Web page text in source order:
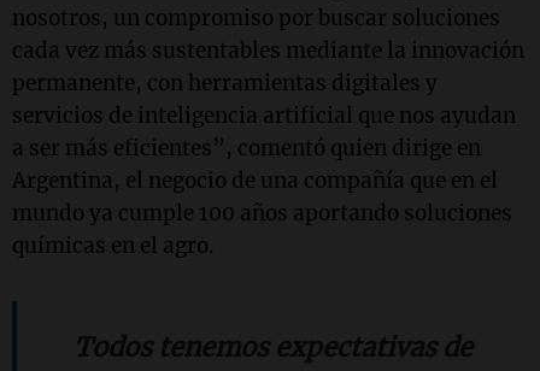
nosotros, un compromiso por buscar soluciones
cada vez más sustentables mediante la innovación
permanente, con herramientas digitales y
servicios de inteligencia artificial que nos ayudan
a ser más eficientes”, comentó quien dirige en
Argentina, el negocio de una compañía que en el
mundo ya cumple 100 años aportando soluciones
químicas en el agro.
Todos tenemos expectativas de